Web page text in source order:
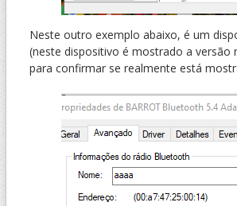
Neste outro exemplo abaixo, é um
(neste dispositivo é mostrado a
para confirmar se realmente está